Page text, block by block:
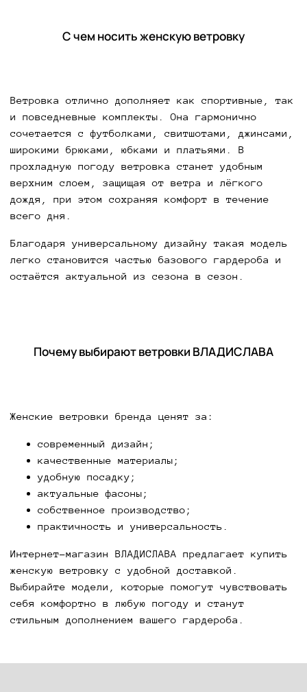
С чем носить женскую ветровку
Ветровка отлично дополняет как спортивные, так
и повседневные комплекты. Она гармонично
сочетается с футболками, свитшотами, джинсами,
широкими брюками, юбками и платьями. В
прохладную погоду ветровка станет удобным
верхним слоем, защищая от ветра и лёгкого
дождя, при этом сохраняя комфорт в течение
всего дня.
Благодаря универсальному дизайну такая модель
легко становится частью базового гардероба и
остаётся актуальной из сезона в сезон.
Почему выбирают ветровки ВЛАДИСЛАВА
Женские ветровки бренда ценят за:
современный дизайн;
качественные материалы;
удобную посадку;
актуальные фасоны;
собственное производство;
практичность и универсальность.
Интернет-магазин ВЛАДИСЛАВА предлагает купить
женскую ветровку с удобной доставкой.
Выбирайте модели, которые помогут чувствовать
себя комфортно в любую погоду и станут
стильным дополнением вашего гардероба.